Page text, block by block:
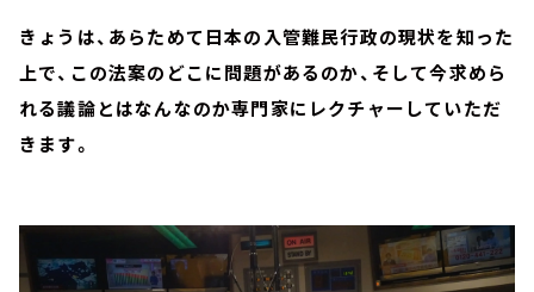
きょうは、あらためて日本の入管難民行政の現状を知った
上で、この法案のどこに問題があるのか、そして今求めら
れる議論とはなんなのか専門家にレクチャーしていただ
きます。